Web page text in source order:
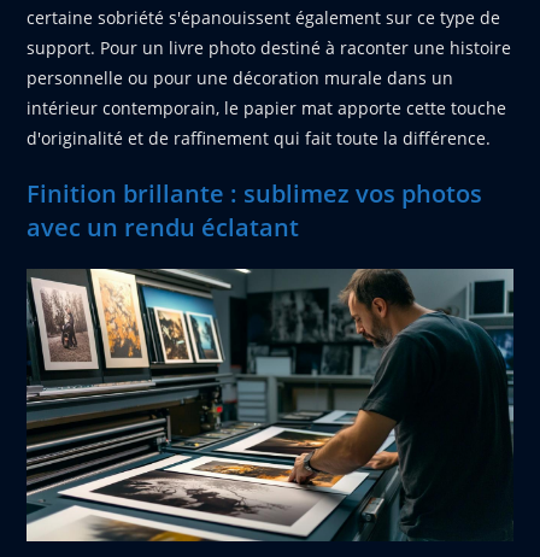
certaine sobriété s'épanouissent également sur ce type de
support. Pour un livre photo destiné à raconter une histoire
personnelle ou pour une décoration murale dans un
intérieur contemporain, le papier mat apporte cette touche
d'originalité et de raffinement qui fait toute la différence.
Finition brillante : sublimez vos photos
avec un rendu éclatant